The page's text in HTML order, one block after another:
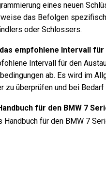
eines neuen
das Befolgen
oder Schlossers.
empfohlene Intervall
Intervall für den
ab. Es wird im
zu überprüfen und bei Bedarf
für den BMW 7
Handbuch für den BMW 7